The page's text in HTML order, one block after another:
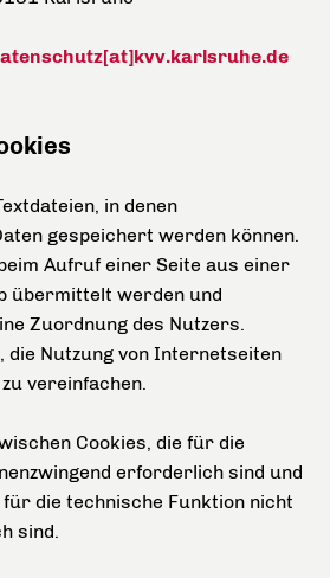
in denen
gespeichert werden können.
Aufruf einer Seite aus einer
übermittelt werden und
Zuordnung des Nutzers.
die Nutzung von Internetseiten
vereinfachen.
Cookies, die für die
erforderlich sind und
die technische Funktion nicht
sind.